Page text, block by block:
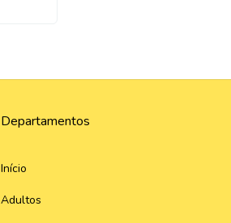
Departamentos
Início
Adultos